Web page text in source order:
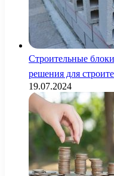
Строительные
решения для
19.07.2024